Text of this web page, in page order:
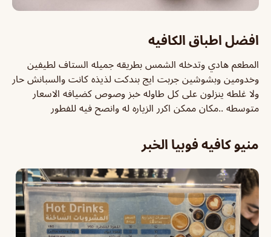
افضل اطباق الكافيه
المطعم هادي وتدخله الشمس بطريقه جميله الستاف لطيفين
وخدومين وبشوشين جربت ايج بندكت لذيذه كانت والسبانش حار
ولا غلطه ينزلون على كل طاوله خبز وصوص كضيافه الاسعار
متوسطه ..مكان ممكن اكرر الزياره له وانصح فيه للفطور
منيو كافيه فوبيا الخبر